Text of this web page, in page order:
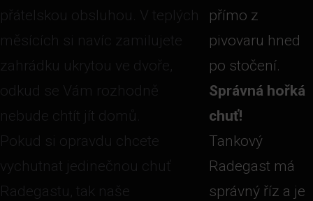
přátelskou obsluhou. V teplých
měsících si navíc zamilujete
zahrádku ukrytou ve dvoře,
odkud se Vám rozhodně
nebude chtít jít domů.
Pokud si opravdu chcete
vychutnat jedinečnou chuť
Radegastu, tak naše
přímo z
pivovaru hned
po stočení.
Správná hořká
chuť!
Tankový
Radegast má
správný říz a je